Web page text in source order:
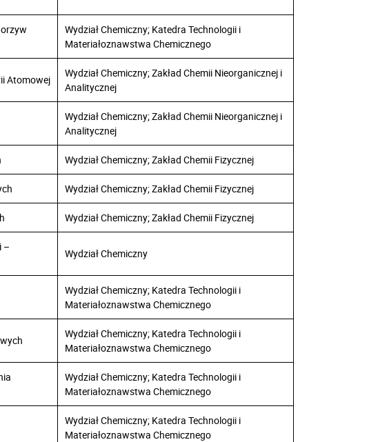
Wydział Chemiczny; Katedra Technologii i
Materiałoznawstwa Chemicznego
Atomowej
Wydział Chemiczny; Zakład Chemii Nieorganicznej i
Analitycznej
Wydział Chemiczny; Zakład Chemii Nieorganicznej i
Analitycznej
Wydział Chemiczny; Zakład Chemii Fizycznej
Wydział Chemiczny; Zakład Chemii Fizycznej
Wydział Chemiczny; Zakład Chemii Fizycznej
–
Wydział Chemiczny
Wydział Chemiczny; Katedra Technologii i
Materiałoznawstwa Chemicznego
Wydział Chemiczny; Katedra Technologii i
Materiałoznawstwa Chemicznego
Wydział Chemiczny; Katedra Technologii i
Materiałoznawstwa Chemicznego
Wydział Chemiczny; Katedra Technologii i
Materiałoznawstwa Chemicznego